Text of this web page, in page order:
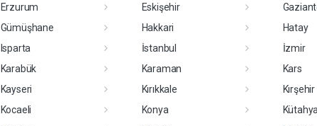
Erzurum Eskişehir
Gümüşhane Hakkari
Hatay
Isparta İstanbul
İzmir
Karabük Karaman
Kars
Kayseri Kırıkkale
Kırşehir
Kocaeli Konya
Kütahya